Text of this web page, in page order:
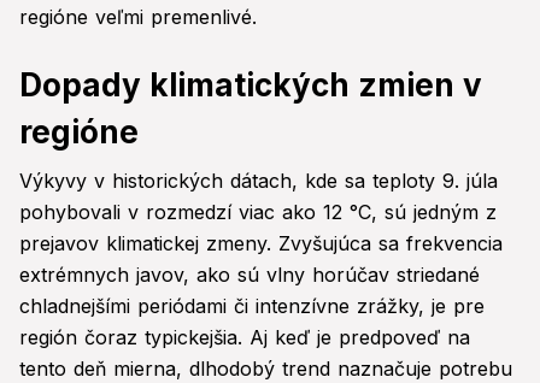
regióne veľmi premenlivé.
Dopady klimatických zmien v
regióne
Výkyvy v historických dátach, kde sa teploty 9. júla
pohybovali v rozmedzí viac ako 12 °C, sú jedným z
prejavov klimatickej zmeny. Zvyšujúca sa frekvencia
extrémnych javov, ako sú vlny horúčav striedané
chladnejšími periódami či intenzívne zrážky, je pre
región čoraz typickejšia. Aj keď je predpoveď na
tento deň mierna, dlhodobý trend naznačuje potrebu